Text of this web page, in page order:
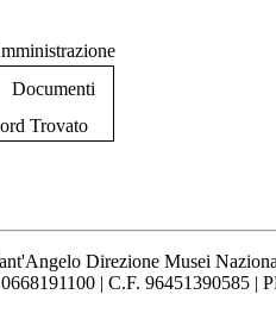
Documenti
Trovato
Direzione Musei
| C.F. 96451390585 |